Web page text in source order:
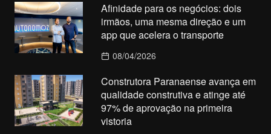
Afinidade para os negócios: dois
irmãos, uma mesma direção e um
app que acelera o transporte
08/04/2026
Construtora Paranaense avança em
qualidade construtiva e atinge até
97% de aprovação na primeira
vistoria